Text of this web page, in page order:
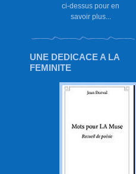
ci-dessus pour en
savoir plus...
UNE DEDICACE A LA
FEMINITE